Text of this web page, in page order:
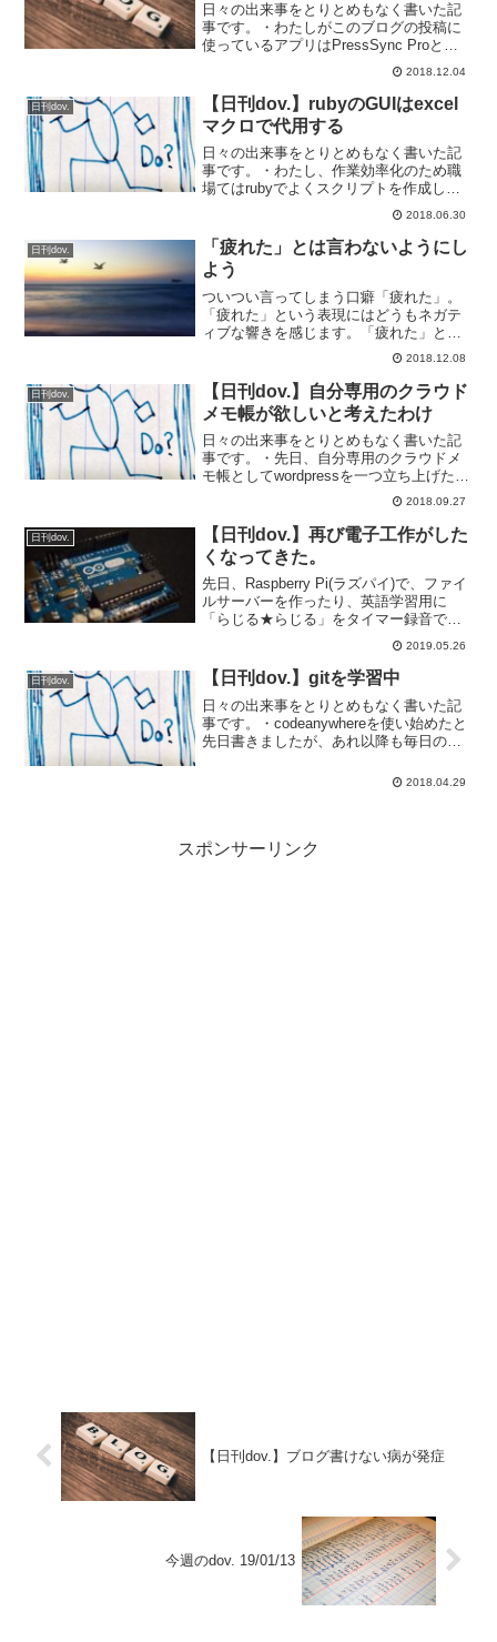
日々の出来事をとりとめもなく書いた記
事です。・わたしがこのブログの投稿に
使っているアプリはPressSync Proとい
うiPhoneアプリなのですが、最近調子が
良くありません。記事お書き終えて投稿
するとなかなかアップロードが終わらず
タイム...
2018.12.04
日刊dov.
【日刊dov.】rubyのGUIはexcel
マクロで代用する
日々の出来事をとりとめもなく書いた記
事です。・わたし、作業効率化のため職
場てはrubyでよくスクリプトを作成して
おります。自分でもさっと作ってさっと
使うならばコマンドラインで動作すれば
問題ないのですけど、職場のメンバーに
と使ってもらおうとす...
2018.06.30
日刊dov.
「疲れた」とは言わないようにし
よう
ついつい言ってしまう口癖「疲れた」。
「疲れた」という表現にはどうもネガテ
ィブな響きを感じます。「疲れた」とい
う言葉を発することで、はじめは言葉だ
けだったのが、次第に感情にも影響し
て、気持ちもぐったりしてきてしまう。
「疲れた」と言う代わりに「...
2018.12.08
日刊dov.
【日刊dov.】自分専用のクラウド
メモ帳が欲しいと考えたわけ
日々の出来事をとりとめもなく書いた記
事です。・先日、自分専用のクラウドメ
モ帳としてwordpressを一つ立ち上げたと
書きました。この自分専用のクラウドメ
モ帳が欲しいと考えるようになったわけ
ですが、Evernoteとかクラウドのメモ帳
がどう...
2018.09.27
日刊dov.
【日刊dov.】再び電子工作がした
くなってきた。
先日、Raspberry Pi(ラズパイ)で、ファイ
ルサーバーを作ったり、英語学習用に
「らじる★らじる」をタイマー録音でき
るようにして、ラズパイを触れる機会が
多くなってきて、もっといろいろと使っ
てみたいと思うようになってきて。例え
ば、ラズパ...
2019.05.26
日刊dov. 【日刊dov.】gitを学習中
日々の出来事をとりとめもなく書いた記
事です。・codeanywhereを使い始めたと
先日書きましたが、あれ以降も毎日のよ
無料アカウントでも、インスタンスが
2018.04.29
スポンサーリンク
【日刊dov.】ブログ書けない病が発症
今週のdov. 19/01/13